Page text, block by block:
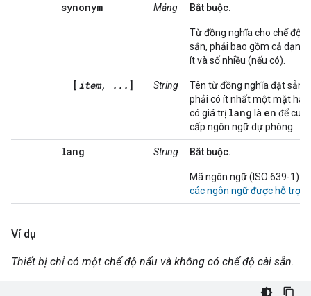
synonym Mảng Bắt buộc.
Từ đồng nghĩa cho chế độ
sẵn, phải bao gồm cả dạng
ít và số nhiều (nếu có).
[ item, ... ] String
Tên từ đồng nghĩa đặt sẵn.
phải có ít nhất một mặt
có giá trị lang là en để
cấp ngôn ngữ dự phòng.
lang String Bắt buộc.
Mã ngôn ngữ (ISO 639-1).
các ngôn ngữ được hỗ trợ
Ví dụ
Thiết bị chỉ có một chế độ nấu và không có chế độ cài sẵn.